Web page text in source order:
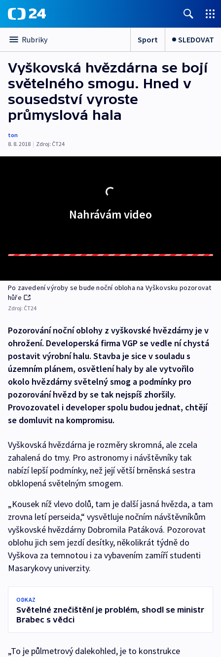
Rubriky Sport SLEDOVAT
Vyškovská hvězdárna se bojí
světelného smogu. Hned v
sousedství vyroste
průmyslová hala
ton
8. 8. 2018 | Zdroj: ČT24
Nahrávám video
Po zavedení výroby se bude noční obloha na Vyškovsku pozorovat
hůře
Zdroj: ČT24
Pozorování noční oblohy z vyškovské hvězdárny je v
ohrožení. Developerská firma VGP se vedle ní chystá
postavit výrobní halu. Stavba je sice v souladu s
územním plánem, osvětlení haly by ale vytvořilo
okolo hvězdárny světelný smog a podmínky pro
pozorování hvězd by se tak nejspíš zhoršily.
Provozovatel i developer spolu budou jednat, chtějí
se domluvit na kompromisu.
Vyškovská hvězdárna je rozměry skromná, ale zcela
zahalená do tmy. Pro astronomy i návštěvníky tak
nabízí lepší podmínky, než její větší brněnská sestra
obklopená světelným smogem.
„Kousek níž vlevo dolů, tam je další jasná hvězda, a tam
zrovna letí perseida,“ vysvětluje nočním návštěvníkům
vyškovské hvězdárny Dobromila Patáková. Pozorovat
oblohu jich sem jezdí desítky, několikrát týdně do
Vyškova za temnotou i za vybavením zamíří studenti
Masarykovy univerzity.
ODKAZ
Světelné znečištění je problém, shodl se ministr
Brabec s vědci
„To je půlmetrový dalekohled, je to konstrukce